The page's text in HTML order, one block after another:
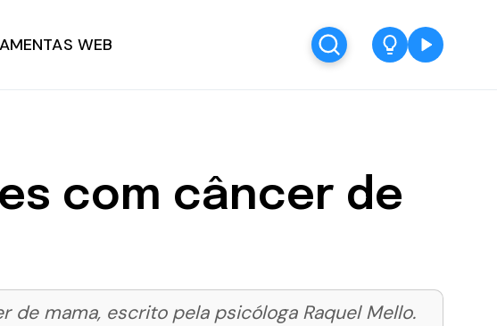
WEB
com câncer de
mama, escrito pela psicóloga Raquel Mello.